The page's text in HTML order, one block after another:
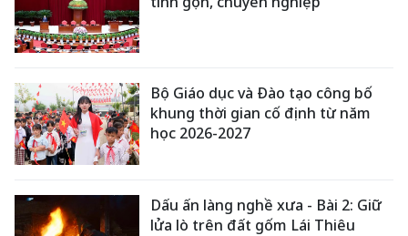
Bộ Giáo dục và Đào tạo công bố
khung thời gian cố định từ năm
học 2026-2027
Dấu ấn làng nghề xưa - Bài 2: Giữ
lửa lò trên đất gốm Lái Thiêu